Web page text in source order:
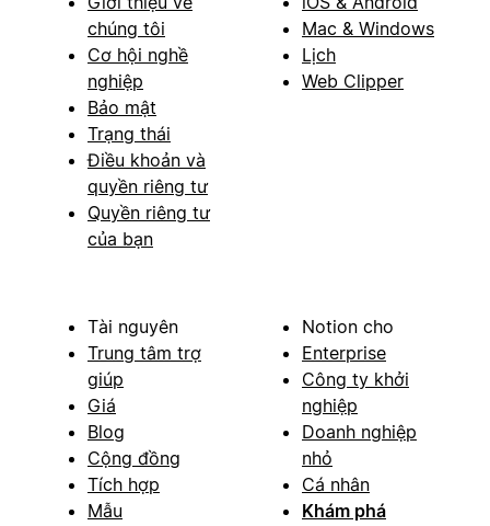
chúng tôi
Cơ hội nghề
nghiệp
Bảo mật
Trạng thái
Điều khoản và
quyền riêng tư
Quyền riêng tư
của bạn
Mac & Windows
Lịch
Web Clipper
Tài nguyên
Trung tâm trợ
giúp
Giá
Blog
Cộng đồng
Tích hợp
Mẫu
Notion cho
Enterprise
Công ty khởi
nghiệp
Doanh nghiệp
nhỏ
Cá nhân
Khám phá